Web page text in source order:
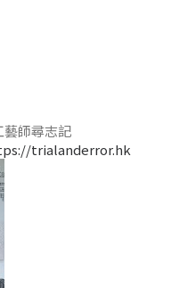
師尋志記
trialanderror.hk